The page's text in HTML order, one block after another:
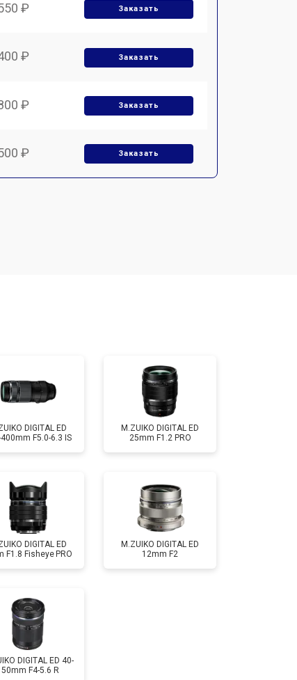
₽ Заказать
₽ Заказать
₽ Заказать
₽ Заказать
DIGITAL ED
F5.0-6.3 IS
M.ZUIKO DIGITAL ED
25mm F1.2 PRO
DIGITAL ED
F1.8 Fisheye PRO
M.ZUIKO DIGITAL ED
12mm F2
DIGITAL ED 40-
F4-5.6 R